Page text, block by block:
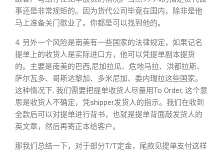
事还是非常规矩的。因为货代公司毕竟在国内，除非是他
马上准备关门歇业了。你都是可以找到他的。
4. 另外一个风险是南美有一些国家的法律规定，如果记名
提单上的收货人是实际进口方，他可以凭提单副本提货
的。主要是南美的巴西,尼加拉瓜、危地马拉、洪都拉斯、
萨尔瓦多、哥斯达黎加、多米尼加、委内瑞拉这些国家。
这种情况下, 我们需要把提单收货人尽量用To Order, 这个意
思是收货人不确定，凭shipper发货人的指示。我们在收到
全款后可以对提单进行背书，也就是提单背面敲发货人的
英文章，然后再寄正本给客户。
那我们总结一下，对于部分T/T定金，尾款见提单支付这样